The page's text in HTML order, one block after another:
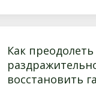
Как
восстановить